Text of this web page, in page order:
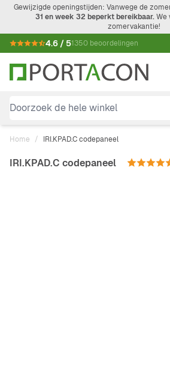
Ga naar de inhoud
Gewijzigde openingstijden: Vanwege de
31 en week 32 beperkt bereikbaar.We
zomervakantie!
4.6 / 51350 beoordelingen
Doorzoek de hele winkel
Home / IRI.KPAD.C codepaneel
IRI.KPAD.C codepaneel